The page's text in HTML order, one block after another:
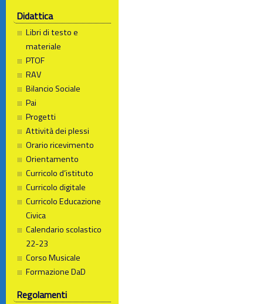
Didattica
Libri di testo e
materiale
PTOF
RAV
Bilancio Sociale
Pai
Progetti
Attività dei plessi
Orario ricevimento
Orientamento
Curricolo d’istituto
Curricolo digitale
Curricolo Educazione
Civica
Calendario scolastico
22-23
Corso Musicale
Formazione DaD
Regolamenti